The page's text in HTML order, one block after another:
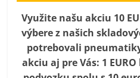
Využite našu akciu 10
výbere z našich
potrebovali
akciu aj pre Vás: 1